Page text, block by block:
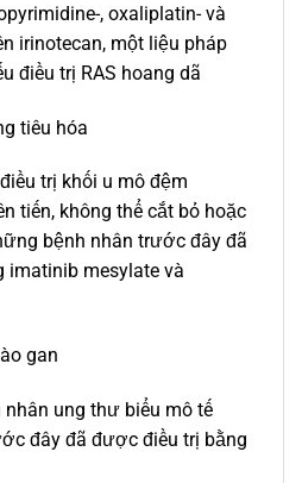
, oxaliplatin- và
irinotecan, một liệu pháp
điều trị RAS hoang dã
tiêu hóa
trị khối u mô đệm
tiến, không thể cắt bỏ hoặc
bệnh nhân trước đây đã
imatinib mesylate và
gan
nhân ung thư biểu mô tế
đây đã được điều trị bằng